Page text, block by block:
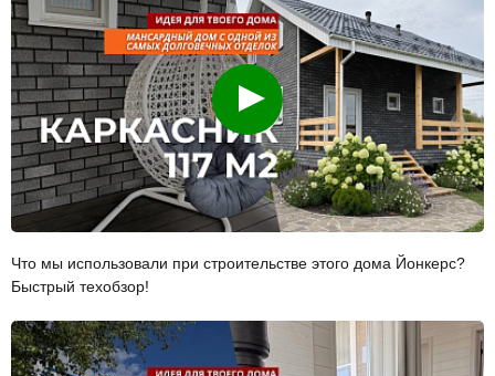
Смотреть
Что мы использовали при строительстве этого дома Йонкерс?
Быстрый техобзор!